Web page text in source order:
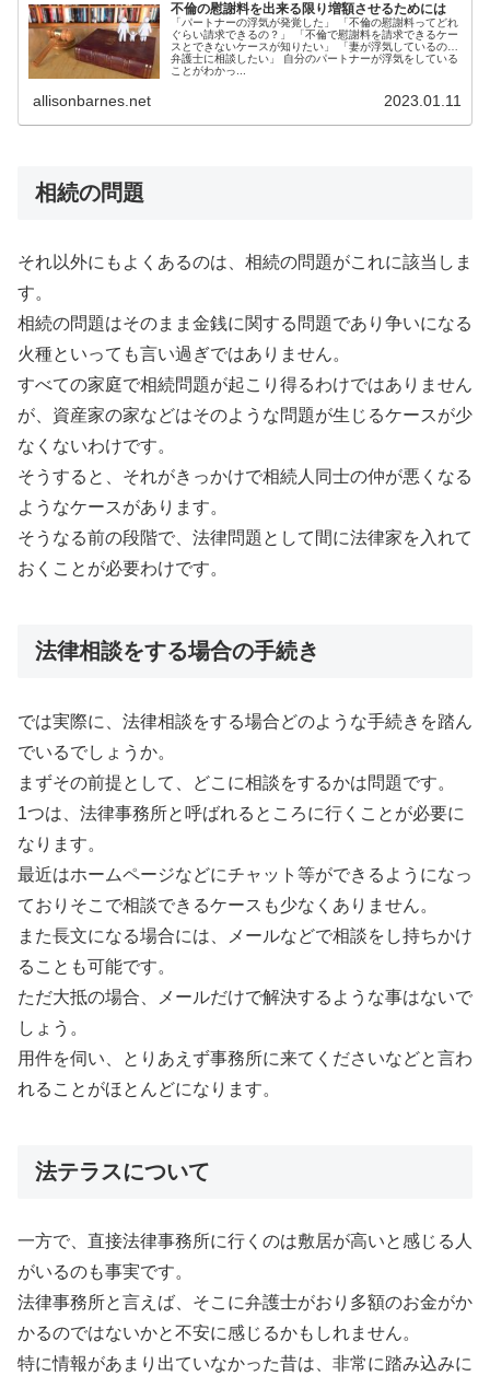
不倫の慰謝料を出来る限り増額させるためには
「パートナーの浮気が発覚した」 「不倫の慰謝料ってどれ
ぐらい請求できるの？」 「不倫で慰謝料を請求できるケー
スとできないケースが知りたい」 「妻が浮気しているので
弁護士に相談したい」 自分のパートナーが浮気をしている
ことがわかっ...
allisonbarnes.net 2023.01.11
相続の問題
それ以外にもよくあるのは、相続の問題がこれに該当しま
す。
相続の問題はそのまま金銭に関する問題であり争いになる
火種といっても言い過ぎではありません。
すべての家庭で相続問題が起こり得るわけではありません
が、資産家の家などはそのような問題が生じるケースが少
なくないわけです。
そうすると、それがきっかけで相続人同士の仲が悪くなる
ようなケースがあります。
そうなる前の段階で、法律問題として間に法律家を入れて
おくことが必要わけです。
法律相談をする場合の手続き
では実際に、法律相談をする場合どのような手続きを踏ん
でいるでしょうか。
まずその前提として、どこに相談をするかは問題です。
1つは、法律事務所と呼ばれるところに行くことが必要に
なります。
最近はホームページなどにチャット等ができるようになっ
ておりそこで相談できるケースも少なくありません。
また長文になる場合には、メールなどで相談をし持ちかけ
ることも可能です。
ただ大抵の場合、メールだけで解決するような事はないで
しょう。
用件を伺い、とりあえず事務所に来てくださいなどと言わ
れることがほとんどになります。
法テラスについて
一方で、直接法律事務所に行くのは敷居が高いと感じる人
がいるのも事実です。
法律事務所と言えば、そこに弁護士がおり多額のお金がか
かるのではないかと不安に感じるかもしれません。
特に情報があまり出ていなかった昔は、非常に踏み込みに